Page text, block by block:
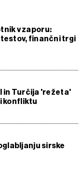
v zaporu:
finančni trgi
in Turčija 'režeta'
konfliktu
sirske